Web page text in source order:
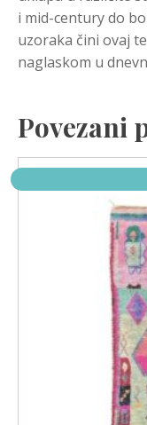
i mid-century do
uzoraka čini ovaj
naglaskom u
Povezani